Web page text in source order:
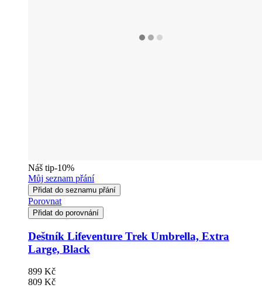
Náš tip-10%
Můj seznam přání
Přidat do seznamu přání
Porovnat
Přidat do porovnání
Deštník Lifeventure Trek Umbrella, Extra
Large, Black
899 Kč
809 Kč